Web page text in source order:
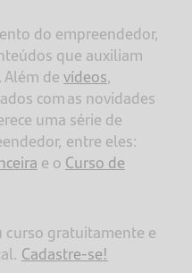
do empreendedor,
que auxiliam
devídeos,
com as novidades
uma série de
entre eles:
e o Curso de
curso gratuitamente e
Cadastre-se!